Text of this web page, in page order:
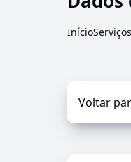
InícioServiços
Voltar